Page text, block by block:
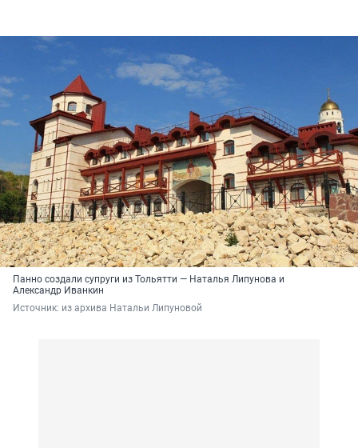
Панно создали супруги из Тольятти — Наталья Липунова и
Александр Иванкин
Источник: из архива Натальи Липуновой